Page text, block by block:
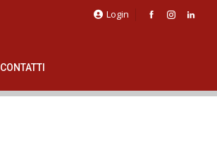
Login
CONTATTI